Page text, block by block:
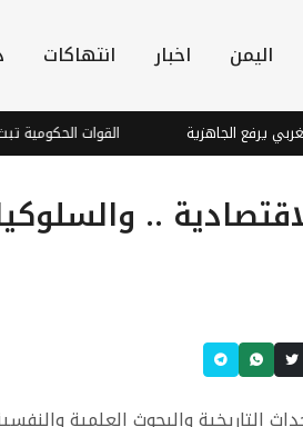
اليمن اخبار انتهاكات
القوات الحكومية تبث
..
التاريخية والبحوث العلمية